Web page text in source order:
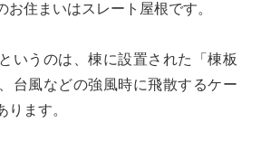
住まいはスレート屋根です。
いうのは、棟に設置された「棟板
台風などの強風時に飛散するケー
ります。